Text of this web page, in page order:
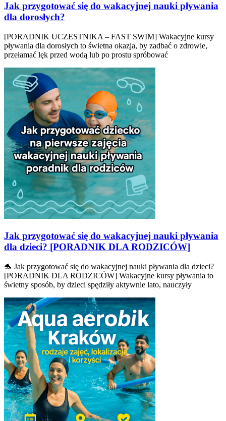
Jak przygotować się do wakacyjnej nauki pływania
dla dorosłych?
[PORADNIK UCZESTNIKA – FAST SWIM] Wakacyjne kursy
pływania dla dorosłych to świetna okazja, by zadbać o zdrowie,
przełamać lęk przed wodą lub po prostu spróbować
Jak przygotować się do wakacyjnej nauki pływania
dla dzieci? [PORADNIK DLA RODZICÓW]
🐬 Jak przygotować się do wakacyjnej nauki pływania dla dzieci?
[PORADNIK DLA RODZICÓW] Wakacyjne kursy pływania to
świetny sposób, by dzieci spędziły aktywnie lato, nauczyły